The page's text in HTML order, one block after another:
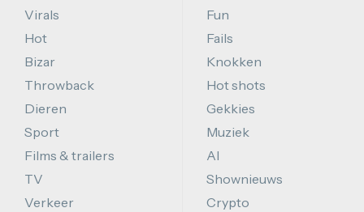
Virals
Hot
Bizar
Throwback
Dieren
Sport
Films & trailers
TV
Verkeer
Fun
Fails
Knokken
Hot shots
Gekkies
Muziek
AI
Shownieuws
Crypto